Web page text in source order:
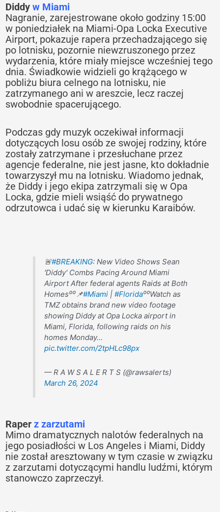
Diddyw Miami
Nagranie, zarejestrowane około godziny 15:00
w poniedziałek na Miami-Opa Locka Executive
Airport, pokazuje rapera przechadzającego się
po lotnisku, pozornie niewzruszonego przez
wydarzenia, które miały miejsce wcześniej tego
dnia. Świadkowie widzieli go krążącego w
pobliżu biura celnego na lotnisku, nie
zatrzymanego ani w areszcie, lecz raczej
swobodnie spacerującego.
Podczas gdy muzyk oczekiwał informacji
dotyczących losu osób ze swojej rodziny, które
zostały zatrzymane i przesłuchane przez
agencje federalne, nie jest jasne, kto dokładnie
towarzyszył mu na lotnisku. Wiadomo jednak,
że Diddy i jego ekipa zatrzymali się w Opa
Locka, gdzie mieli wsiąść do prywatnego
odrzutowca i udać się w kierunku Karaibów.
🚨#BREAKING: New Video Shows Sean
'Diddy' Combs Pacing Around Miami
Airport After federal agents Raids at Both
Homes⁰⁰📌#Miami| #Florida⁰⁰Watch as
TMZ obtains brand new video footage
showing Diddy at Opa Locka airport in
Miami, Florida, following raids on his
homes Monday…
pic.twitter.com/2tpHLc98px
— R A W S A L E R T S (@rawsalerts)
March 26, 2024
Raper z zarzutami
Mimo dramatycznych nalotów federalnych na
jego posiadłości w Los Angeles i Miami, Diddy
nie został aresztowany w tym czasie w związku
z zarzutami dotyczącymi handlu ludźmi, którym
stanowczo zaprzeczył.